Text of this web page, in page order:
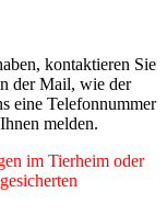
kontaktieren Sie
der Mail, wie der
eine Telefonnummer
melden.
im Tierheim oder